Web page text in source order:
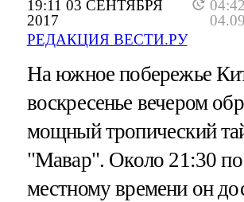
19:11 03 СЕНТЯБРЯ
2017
04:42
РЕДАКЦИЯ ВЕСТИ.РУ
На южное побережье
воскресенье вечером
мощный тропический
"Мавар". Около 21:30 по
местному времени он